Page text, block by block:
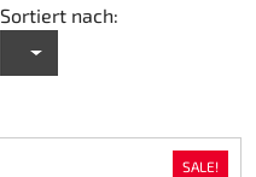
Sortiert nach:
SALE!